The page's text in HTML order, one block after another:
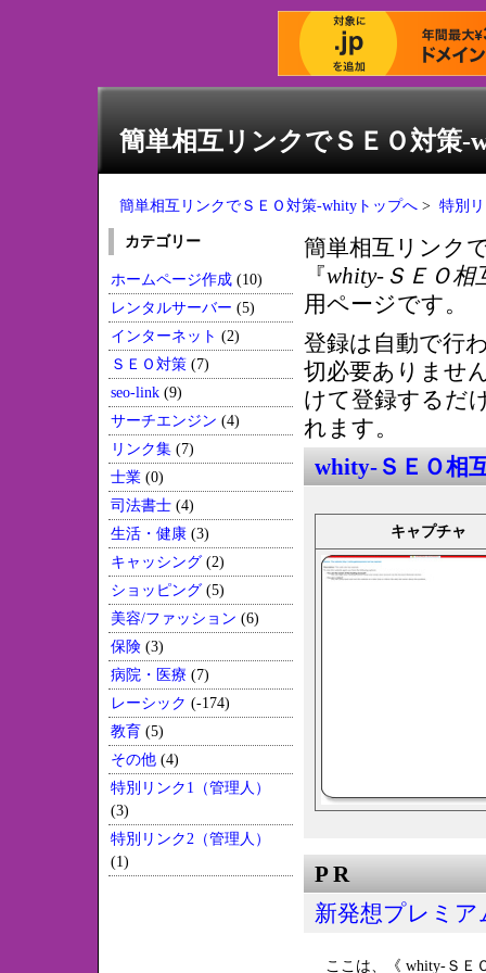
簡単相互リンクでＳＥＯ対策-
簡単相互リンクでＳＥＯ対策-whityトップへ > 特別
簡単相互リンク
『whity-ＳＥＯ相
用ページです。
登録は自動で行
切必要ありませ
けて登録するだ
れます。
whity-ＳＥＯ相
キャプチャ
P R
新発想プレミ
カテゴリー
ホームページ作成 (10)
レンタルサーバー (5)
インターネット (2)
ＳＥＯ対策 (7)
seo-link (9)
サーチエンジン (4)
リンク集 (7)
士業 (0)
司法書士 (4)
生活・健康 (3)
キャッシング (2)
ショッピング (5)
美容/ファッション (6)
保険 (3)
病院・医療 (7)
レーシック (-174)
教育 (5)
その他 (4)
特別リンク1（管理人）
(3)
特別リンク2（管理人）
(1)
ここは、《 whity-ＳＥ